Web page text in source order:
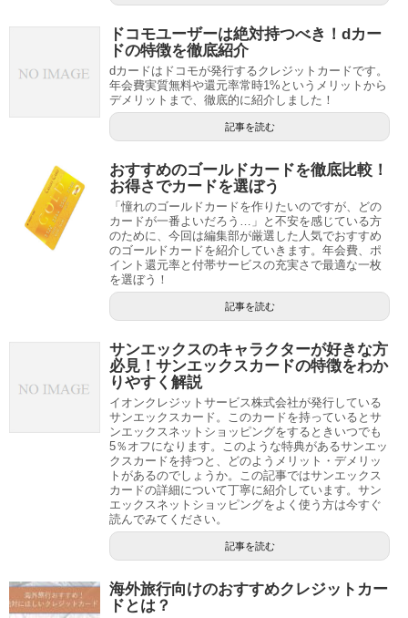
ドコモユーザーは絶対持つべき！dカー
ドの特徴を徹底紹介
dカードはドコモが発行するクレジットカードです。
年会費実質無料や還元率常時1%というメリットから
デメリットまで、徹底的に紹介しました！
記事を読む
おすすめのゴールドカードを徹底比較！
お得さでカードを選ぼう
「憧れのゴールドカードを作りたいのですが、どの
カードが一番よいだろう…」と不安を感じている方
のために、今回は編集部が厳選した人気でおすすめ
のゴールドカードを紹介していきます。年会費、ポ
イント還元率と付帯サービスの充実さで最適な一枚
を選ぼう！
記事を読む
サンエックスのキャラクターが好きな方
必見！サンエックスカードの特徴をわか
りやすく解説
イオンクレジットサービス株式会社が発行している
サンエックスカード。このカードを持っているとサ
ンエックスネットショッピングをするときいつでも
5％オフになります。このような特典があるサンエッ
クスカードを持つと、どのようメリット・デメリッ
トがあるのでしょうか。この記事ではサンエックス
カードの詳細について丁寧に紹介しています。サン
エックスネットショッピングをよく使う方は今すぐ
読んでみてください。
記事を読む
海外旅行向けのおすすめクレジットカー
ドとは？